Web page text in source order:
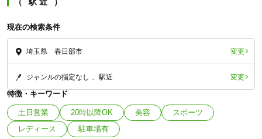
駅近
現在の検索条件
埼玉県 春日部市 変更
ジャンルの指定なし 駅近 変更
特徴・キーワード
土日営業 20時以降OK 美容
スポーツ
レディース
駐車場有
「健康にはりを見た」